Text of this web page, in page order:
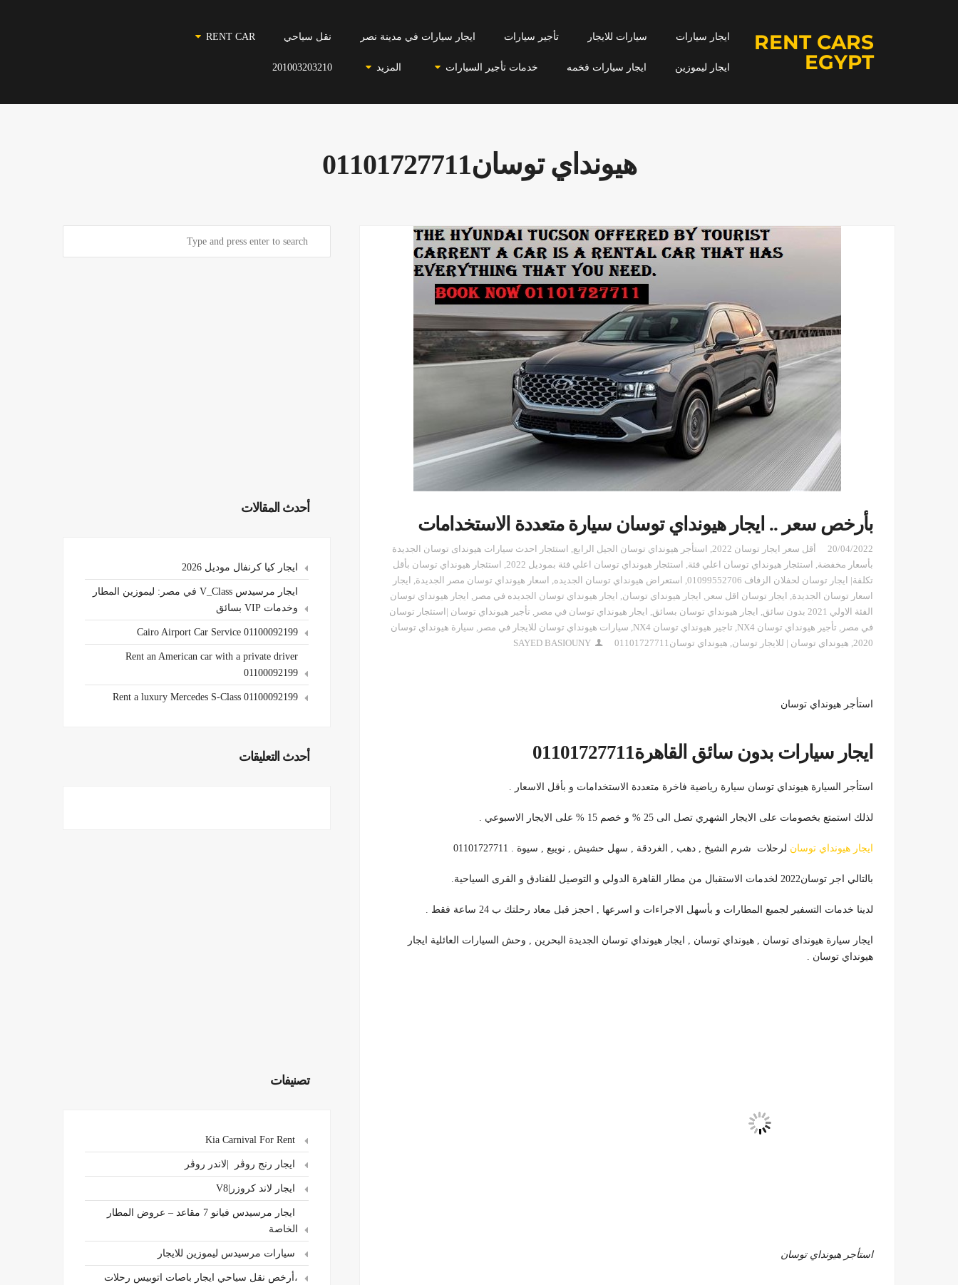
RENT CARS
EGYPT
ايجار سيارات سيارات للايجار تأجير سيارات ايجار سيارات في مدينة نصر نقل سياحي RENT CAR
ايجار ليموزين ايجار سيارات فخمه خدمات تأجير السيارات المزيد 201003203210
هيونداي توسان01101727711
بأرخص سعر .. ايجار هيونداي توسان سيارة متعددة الاستخدامات
20/04/2022 أقل سعر ايجار توسان 2022 , استأجر هيونداي توسان الجيل الرابع, استئجار احدث سيارات هيونداى توسان الجديدة
بأسعار مخفضة, استئجار هيونداي توسان اعلي فئة, استئجار هيونداي توسان اعلي فئة بموديل 2022 , استئجار هيونداي توسان بأقل
تكلفة| ايجار توسان لحفلان الزفاف 01099552706
, استعراض هيونداي توسان الجديده, اسعار هيونداي توسان مصر الجديدة, ايجار
اسعار توسان الجديدة, ايجار توسان اقل سعر , ايجار هيونداي توسان, ايجار هيونداي توسان الجديده في مصر , ايجار هيونداي توسان
الفئة الاولي 2021 بدون سائق
, ايجار هيونداي توسان بسائق, ايجار هيونداي توسان في مصر , تأجير هيونداي توسان |استئجار توسان
في مصر , تأجير هيونداي توسان NX4 , تاجير هيونداي توسان NX4 , سيارات هيونداي توسان للايجار في مصر , سيارة هيونداي توسان
2020
, هيونداي توسان | للايجار توسان, هيونداي توسان01101727711 SAYED BASIOUNY
استأجر هيونداي توسان
ايجار سيارات بدون سائق القاهرة01101727711
استأجر السيارة هيونداي توسان سيارة رياضية فاخرة متعددة الاستخدامات و بأقل الاسعار .
لذلك استمتع بخصومات على الايجار الشهري تصل الى 25 % و خصم 15 % على الايجار الاسبوعي .
ايجار هيونداي توسان لرحلات شرم الشيخ , دهب , الغردقة , سهل حشيش , نويبع , سيوة . 01101727711
بالتالي اجر توسان2022 لخدمات الاستقبال من مطار القاهرة الدولي و التوصيل للفنادق و القرى السياحية.
لدينا خدمات التسفير لجميع المطارات و بأسهل الاجراءات و اسرعها , احجز قبل معاد رحلتك ب 24 ساعة فقط .
ايجار سيارة هيونداى توسان , هيونداي توسان , ايجار هيونداي توسان الجديدة البحرين , وحش السيارات العائلية ايجار
هيونداي توسان .
استأجر هيونداي توسان
أحدث المقالات
ايجار كيا كرنفال موديل 2026
ايجار مرسيدس V_Class في مصر: ليموزين المطار
وخدمات VIP بسائق
Cairo Airport Car Service 01100092199
Rent an American car with a private driver
01100092199
Rent a luxury Mercedes S-Class 01100092199
أحدث التعليقات
تصنيفات
ايجار رنج روڤر |لاندر روڤر
ايجار لاند كروزر|V8
ايجار مرسيدس فيانو 7 مقاعد – عروض المطار
الخاصة
سيارات مرسيدس ليموزين للايجار
،أرخص نقل سياحي ايجار باصات اتوبيس رحلات